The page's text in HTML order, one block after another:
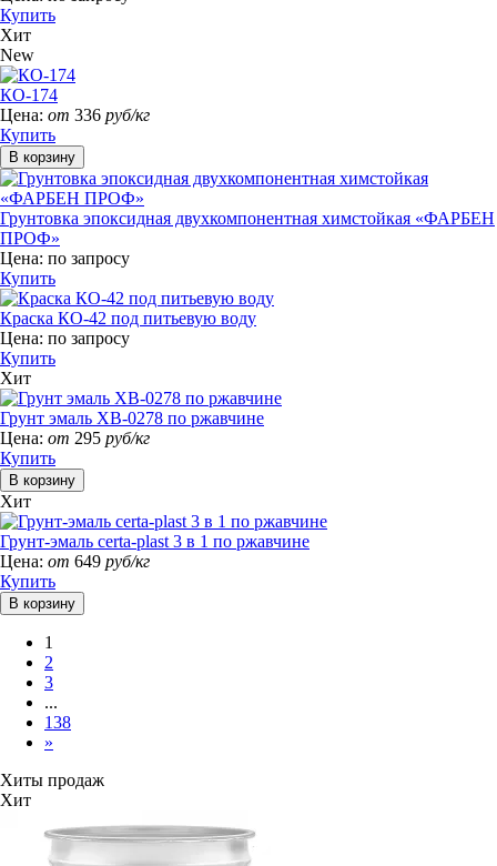
Купить
Хит
New
КО-174
Цена: от 336 руб/кг
Купить
Грунтовка эпоксидная двухкомпонентная химстойкая «ФАРБЕН
ПРОФ»
Цена: по запросу
Купить
Краска КО-42 под питьевую воду
Цена: по запросу
Купить
Хит
Грунт эмаль ХВ-0278 по ржавчине
Цена: от 295 руб/кг
Купить
Хит
Грунт-эмаль certa-plast 3 в 1 по ржавчине
Цена: от 649 руб/кг
Купить
1
2
3
...
138
»
Хиты продаж
Хит